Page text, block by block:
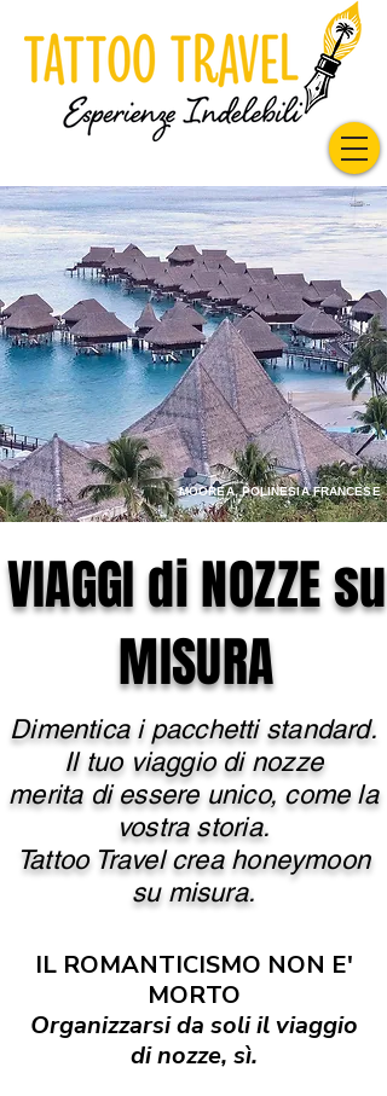
MOOREA, POLINESIA FRANCESE
VIAGGI di NOZZE su
MISURA
Dimentica i pacchetti standard.
Il tuo viaggio di nozze
merita di essere unico, come la
vostra storia.
Tattoo Travel crea honeymoon
su misura.
IL ROMANTICISMO NON E'
MORTO
Organizzarsi da soli il viaggio
di nozze, sì.